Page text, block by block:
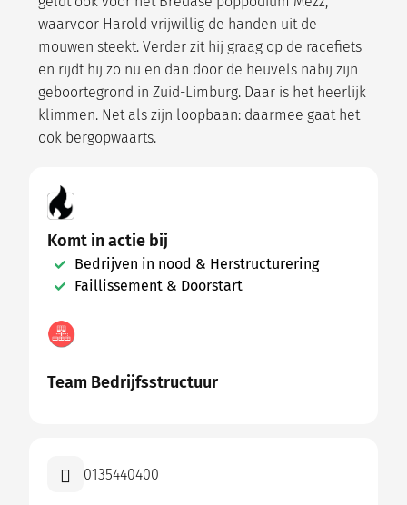
waarvoor Harold vrijwillig de handen uit de
mouwen steekt. Verder zit hij graag op de racefiets
en rijdt hij zo nu en dan door de heuvels nabij zijn
geboortegrond in Zuid-Limburg. Daar is het heerlijk
klimmen. Net als zijn loopbaan: daarmee gaat het
ook bergopwaarts.
Komt in actie bij
Bedrijven in nood & Herstructurering
Faillissement & Doorstart
Team Bedrijfsstructuur
0135440400